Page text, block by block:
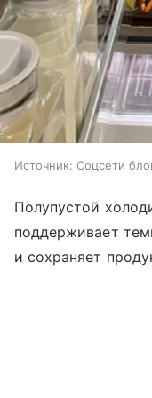
Источник: Соцсети
Полупустой
поддерживает
и сохраняет